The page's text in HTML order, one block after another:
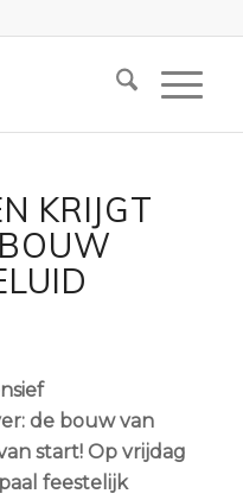
KRIJGT
de bouw van
start! Op vrijdag
feestelijk